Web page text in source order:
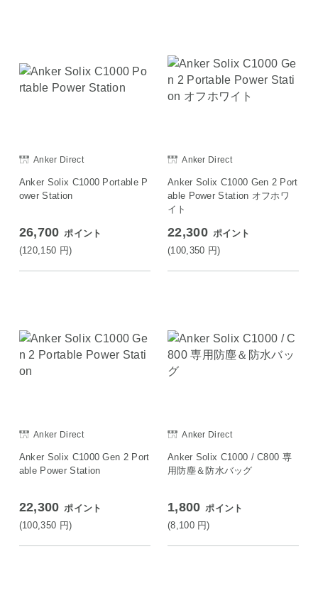
Anker Direct
Anker Solix C1000 Portable P
ower Station
26,700 ポイント
(120,150 円)
Anker Direct
Anker Solix C1000 Gen 2 Port
able Power Station オフホワ
イト
22,300 ポイント
(100,350 円)
Anker Direct
Anker Solix C1000 Gen 2 Port
able Power Station
22,300 ポイント
(100,350 円)
Anker Direct
Anker Solix C1000 / C800 専
用防塵＆防水バッグ
1,800 ポイント
(8,100 円)